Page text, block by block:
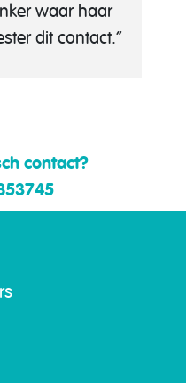
waar haar
dit contact.”
contact?